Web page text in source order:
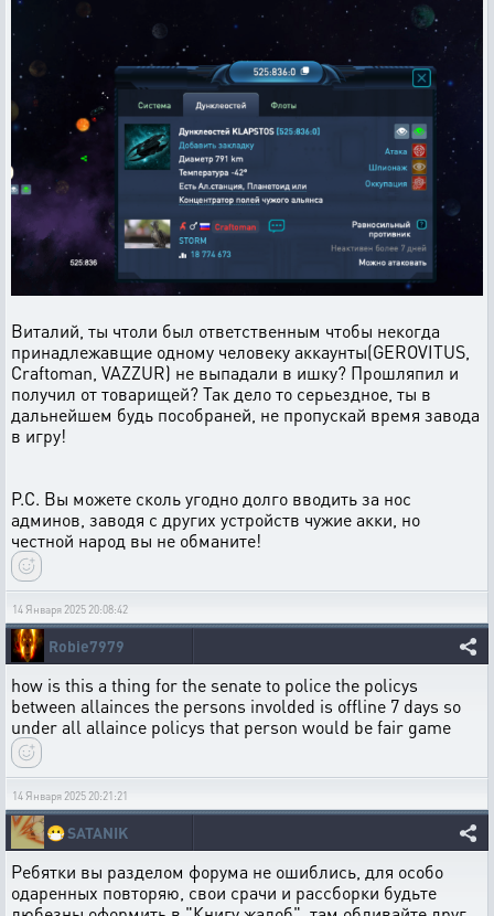
Виталий, ты чтоли был ответственным чтобы некогда
принадлежавщие одному человеку аккаунты(GEROVITUS,
Craftoman, VAZZUR) не выпадали в ишку? Прошляпил и
получил от товарищей? Так дело то серьездное, ты в
дальнейшем будь пособраней, не пропускай время завода
в игру!
Р.С. Вы можете сколь угодно долго вводить за нос
админов, заводя с других устройств чужие акки, но
честной народ вы не обманите!
14 Января 2025 20:08:42
Robie7979
how is this a thing for the senate to police the policys
between allainces the persons involded is offline 7 days so
under all allaince policys that person would be fair game
14 Января 2025 20:21:21
😷SATANIK
Ребятки вы разделом форума не ошиблись, для особо
одаренных повторяю, свои срачи и рассборки будьте